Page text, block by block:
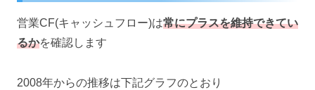
営業CF(キャッシュフロー)は常にプラスを維持できてい
るかを確認します
2008年からの推移は下記グラフのとおり